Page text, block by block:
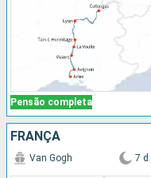
Pensão completa
FRANÇA
Van Gogh 7 d